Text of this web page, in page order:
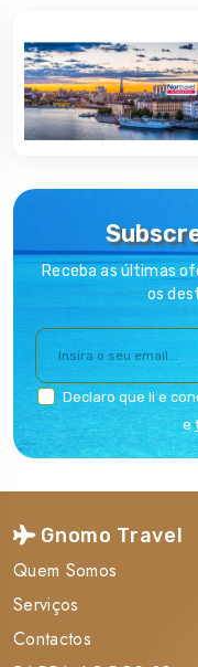
Copenhaga com guia
panorâmicas de
com guia local de
Cruzeiro pelo
Estocolmo -
Voo interno
Helsínquia -
Consultar os
circuitos em
Europe Consultar os
nossos circuitos em
As seguintes
itinerário, não estão
Receba as últimas
os
Declaro que li e
e
Gnomo Travel
Quem Somos
Serviços
Contactos